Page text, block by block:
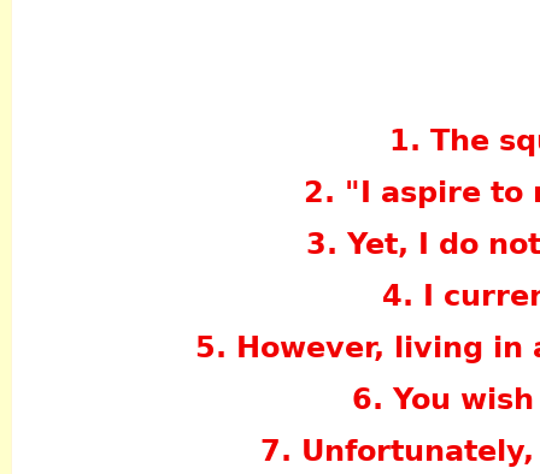
1. The
2. "I aspire to
3. Yet, I do
4. I
5. However, living in
6. You
7.